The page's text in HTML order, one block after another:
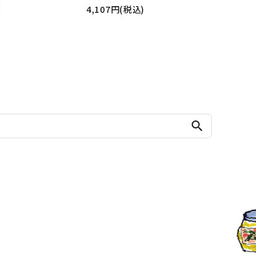
4,107円(税込)
search